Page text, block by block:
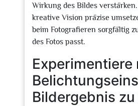
Wirkung des Bildes
kreative Vision präzise
beim Fotografieren sorgfältig
des Fotos passt.
Bildergebnis